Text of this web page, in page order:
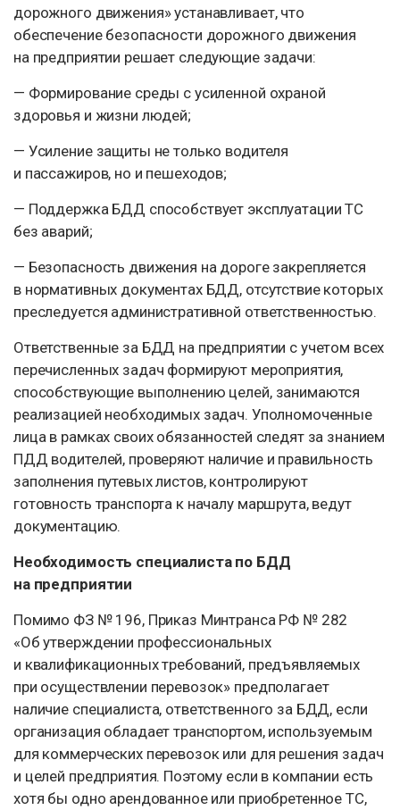
дорожного движения» устанавливает, что
обеспечение безопасности дорожного движения
на предприятии решает следующие задачи:
— Формирование среды с усиленной охраной
здоровья и жизни людей;
— Усиление защиты не только водителя
и пассажиров, но и пешеходов;
— Поддержка БДД способствует эксплуатации ТС
без аварий;
— Безопасность движения на дороге закрепляется
в нормативных документах БДД, отсутствие которых
преследуется административной ответственностью.
Ответственные за БДД на предприятии с учетом всех
перечисленных задач формируют мероприятия,
способствующие выполнению целей, занимаются
реализацией необходимых задач. Уполномоченные
лица в рамках своих обязанностей следят за знанием
ПДД водителей, проверяют наличие и правильность
заполнения путевых листов, контролируют
готовность транспорта к началу маршрута, ведут
документацию.
Необходимость специалиста по БДД
на предприятии
Помимо ФЗ № 196, Приказ Минтранса РФ № 282
«Об утверждении профессиональных
и квалификационных требований, предъявляемых
при осуществлении перевозок» предполагает
наличие специалиста, ответственного за БДД, если
организация обладает транспортом, используемым
для коммерческих перевозок или для решения задач
и целей предприятия. Поэтому если в компании есть
хотя бы одно арендованное или приобретенное ТС,